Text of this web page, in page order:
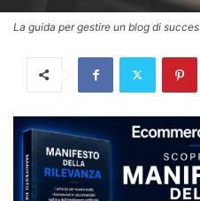
La guida per gestire un blog di